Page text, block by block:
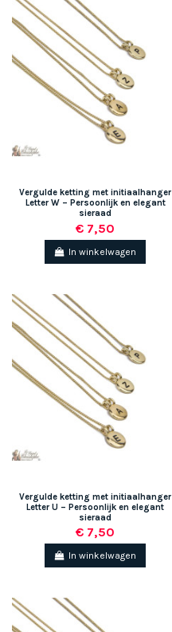
Vergulde ketting met initiaalhanger
Letter W – Persoonlijk en elegant
sieraad
€ 7,50
In winkelwagen
Vergulde ketting met initiaalhanger
Letter U – Persoonlijk en elegant
sieraad
€ 7,50
In winkelwagen